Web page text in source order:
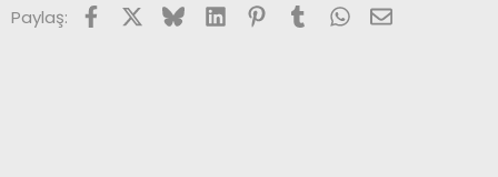
Paylaş: FacebookX (Twitter)
BlueskyLinkedInPinterest
TumblrWhatsApp
E-posta